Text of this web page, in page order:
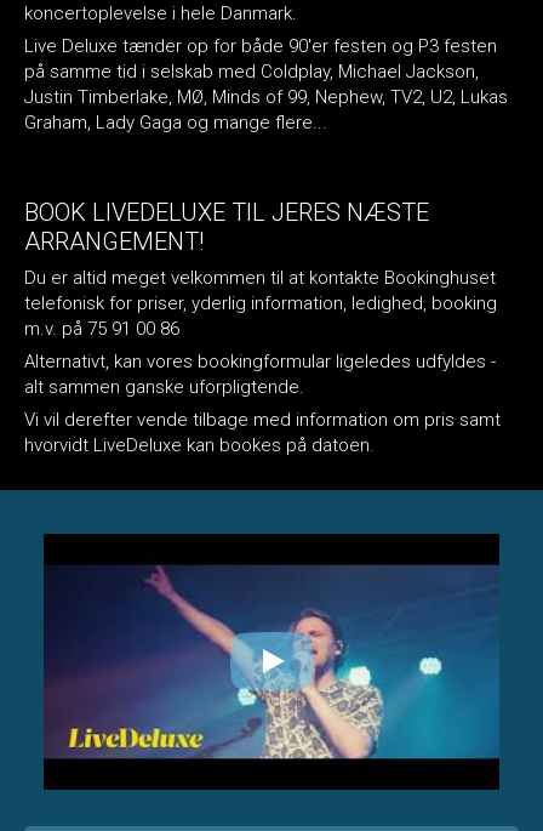
koncertoplevelse i hele Danmark.
Live Deluxe tænder op for både 90'er festen og P3 festen
på samme tid i selskab med Coldplay, Michael Jackson,
Justin Timberlake, MØ, Minds of 99, Nephew, TV2, U2, Lukas
Graham, Lady Gaga og mange flere...
BOOK LIVEDELUXE TIL JERES NÆSTE
ARRANGEMENT!
Du er altid meget velkommen til at kontakte Bookinghuset
telefonisk for priser, yderlig information, ledighed, booking
m.v. på 75 91 00 86
Alternativt, kan vores bookingformular ligeledes udfyldes -
alt sammen ganske uforpligtende.
Vi vil derefter vende tilbage med information om pris samt
hvorvidt LiveDeluxe kan bookes på datoen.